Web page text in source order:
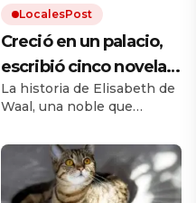
LocalesPost
Creció en un palacio,
escribió cinco novelas
y murió sin publicar
ninguna: décadas
después, su nieto hizo
que el mundo la leyera
La historia de Elisabeth de
Waal, una noble que
época. Su nieto Edmund,
también escritor, rescató
sus manuscritos.